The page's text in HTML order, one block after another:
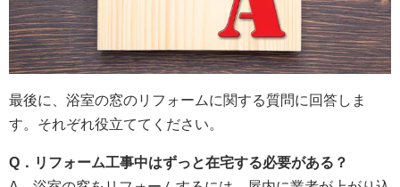
最後に、浴室の窓のリフォームに関する質問に回答しま
す。それぞれ役立ててください。
Q ．リフォーム工事中はずっと在宅する必要がある？